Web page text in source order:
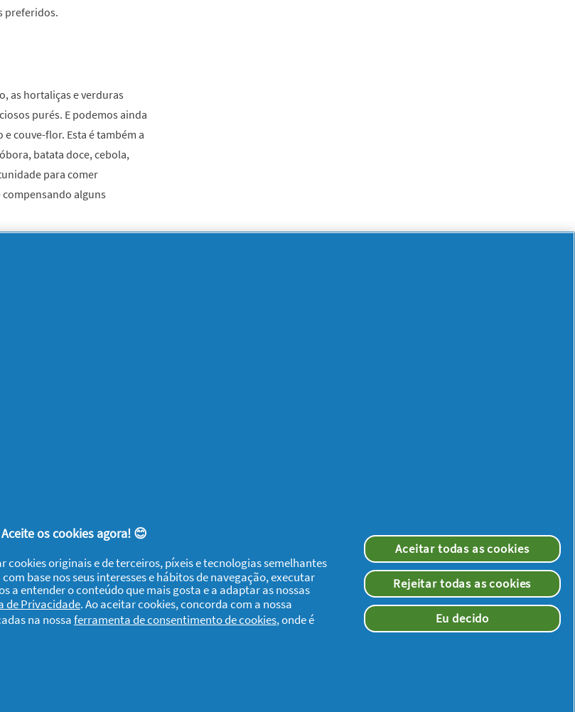
preferidos.
as hortaliças e verduras
purés. E podemos ainda
couve-flor. Esta é também a
batata doce, cebola,
para comer
alguns
lhe interesse conhecer
frescos e salsa"
de porco com cominhos,
os cookies agora! 😊
cookies originais e de terceiros, píxeis e tecnologias semelhantes
base nos seus interesses e hábitos de navegação, executar
a entender o conteúdo que mais gosta e a adaptar as nossas
de Privacidade. Ao aceitar cookies, concorda com a nossa
na nossaferramenta de consentimento de cookies, onde é
Aceitar todas as cookies
Rejeitar todas as cookies
Eu decido